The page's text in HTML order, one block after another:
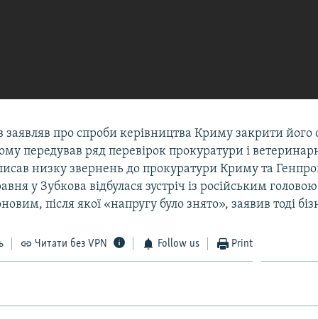
заявляв про спроби керівництва Криму закрити його
передував ряд перевірок прокуратури і
низку звернень до прокуратури Криму та
у Зубкова відбулася зустріч із російським
після якої «напругу було знято», заявив тоді
Читати без VPN Follow us Print